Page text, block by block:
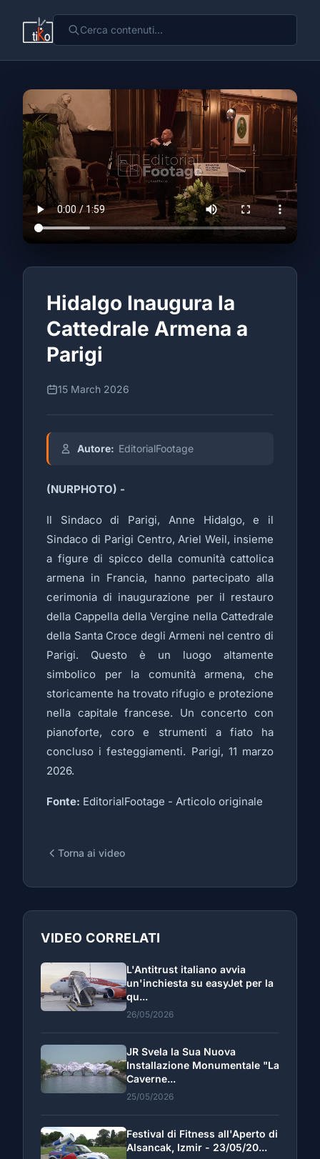
Hidalgo Inaugura la
Cattedrale Armena a
Parigi
15 March 2026
Autore: EditorialFootage
(NURPHOTO) -
Il Sindaco di Parigi, Anne Hidalgo, e il
Sindaco di Parigi Centro, Ariel Weil, insieme
a figure di spicco della comunità cattolica
armena in Francia, hanno partecipato alla
cerimonia di inaugurazione per il restauro
della Cappella della Vergine nella Cattedrale
della Santa Croce degli Armeni nel centro di
Parigi. Questo è un luogo altamente
simbolico per la comunità armena, che
storicamente ha trovato rifugio e protezione
nella capitale francese. Un concerto con
pianoforte, coro e strumenti a fiato ha
concluso i festeggiamenti. Parigi, 11 marzo
2026.
Fonte: EditorialFootage - Articolo originale
Torna ai video
VIDEO CORRELATI
L'Antitrust italiano avvia
un'inchiesta su easyJet per la
qu...
26/05/2026
JR Svela la Sua Nuova
Installazione Monumentale "La
Caverne...
25/05/2026
Festival di Fitness all'Aperto di
Alsancak, Izmir - 23/05/20...